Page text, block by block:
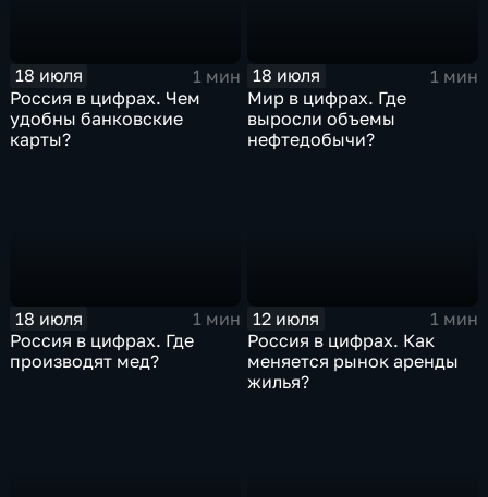
18 июля
1 мин
Россия в цифрах. Чем
удобны банковские
карты?
18 июля
1 мин
Мир в цифрах. Где
выросли объемы
нефтедобычи?
18 июля
1 мин
Россия в цифрах. Где
производят мед?
12 июля
1 мин
Россия в цифрах. Как
меняется рынок аренды
жилья?